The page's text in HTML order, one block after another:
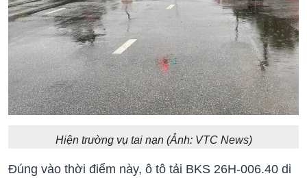
Hiện trường vụ tai nạn (Ảnh: VTC News)
Đúng vào thời điểm này, ô tô tải BKS 26H-006.40 di